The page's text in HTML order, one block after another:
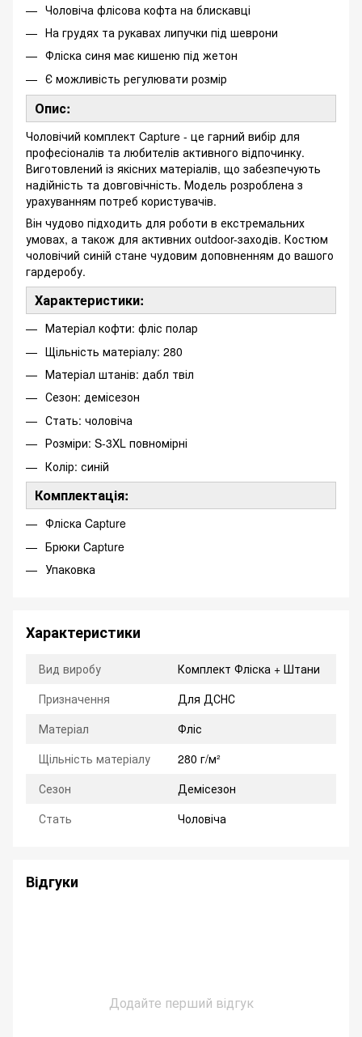
Чоловіча флісова кофта на блискавці
На грудях та рукавах липучки під шеврони
Фліска синя має кишеню під жетон
Є можливість регулювати розмір
Опис:
Чоловічий комплект Capture - це гарний вибір для
професіоналів та любителів активного відпочинку.
Виготовлений із якісних матеріалів, що забезпечують
надійність та довговічність. Модель розроблена з
урахуванням потреб користувачів.
Він чудово підходить для роботи в екстремальних
умовах, а також для активних outdoor-заходів. Костюм
чоловічий синій стане чудовим доповненням до вашого
гардеробу.
Характеристики:
Матеріал кофти: фліс полар
Щільність матеріалу: 280
Матеріал штанів: дабл твіл
Сезон: демісезон
Стать: чоловіча
Розміри: S-3XL повномірні
Колір: синій
Комплектація:
Фліска Capture
Брюки Capture
Упаковка
Характеристики
Вид виробу
Комплект Фліска + Штани
Призначення
Для ДСНС
Матеріал
Фліс
Щільність матеріалу
280 г/м²
Сезон
Демісезон
Стать
Чоловіча
Відгуки
Додайте перший відгук